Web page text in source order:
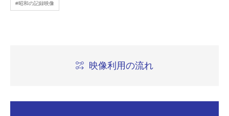
#昭和の記録映像
映像利用の流れ